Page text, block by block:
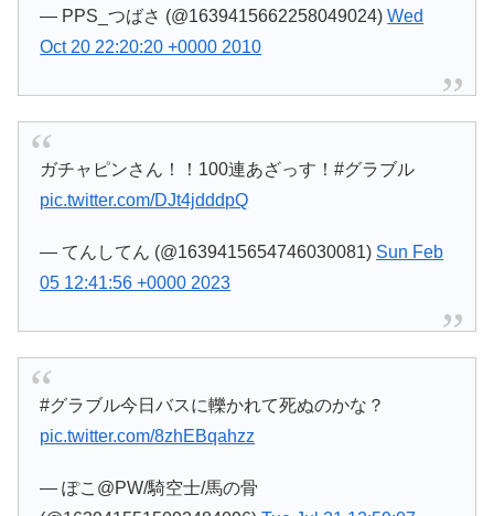
— PPS_つばさ (@1639415662258049024)Wed
Oct 20 22:20:20 +0000 2010
ガチャピンさん！！100連あざっす！#グラブル
pic.twitter.com/DJt4jdddpQ
— てんしてん (@1639415654746030081) Sun Feb
05 12:41:56 +0000 2023
#グラブル今日バスに轢かれて死ぬのかな？
pic.twitter.com/8zhEBqahzz
— ぽこ@PW/騎空士/馬の骨